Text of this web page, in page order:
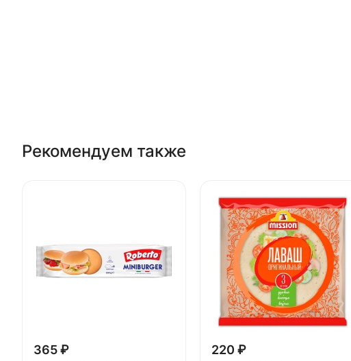
Рекомендуем также
365 ₽ 220 ₽